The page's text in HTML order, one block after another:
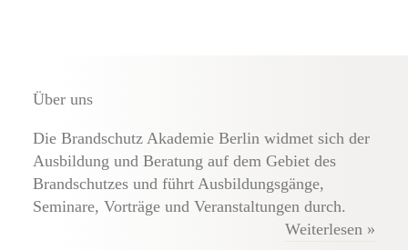
Über uns
Die Brandschutz Akademie Berlin widmet sich der
Ausbildung und Beratung auf dem Gebiet des
Brandschutzes und führt Ausbildungsgänge,
Seminare, Vorträge und Veranstaltungen durch.
Weiterlesen »